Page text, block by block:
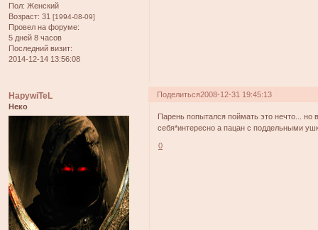
Пол: Женский
Возраст: 31 [1994-08-09]
Провел на форуме:
5 дней 8 часов
Последний визит:
2014-12-14 13:56:08
Поделиться2008-12-31 19:45:13
HapywiTeL
Неко
Парень попытался поймать это нечто... но
себя*интересно а пацан с поддельными
0